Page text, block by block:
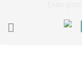
contenido